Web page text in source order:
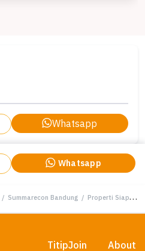
Whatsapp
Whatsapp
/ Summarecon Bandung / Properti Siap Pakai di Area Summarecon Bandung, Bandung, LT 105m²
TitipJoin About